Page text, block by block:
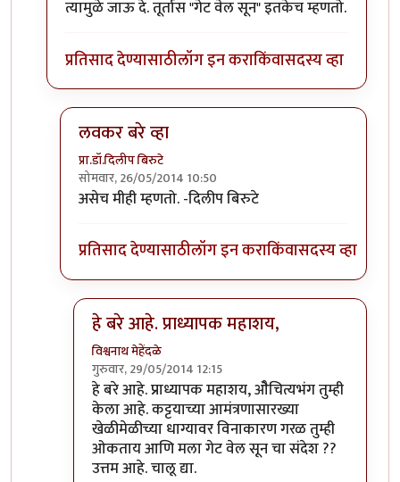
त्यामुळे जाऊ दे. तूर्तास "गेट वेल सून" इतकेच म्हणतो.
प्रतिसाद देण्यासाठीलॉग इन कराकिंवासदस्य व्हा
लवकर बरे व्हा
प्रा.डॉ.दिलीप बिरुटे
सोमवार, 26/05/2014 10:50
In reply toयावर एक खणखणित उत्तर दिले
असेच मीही म्हणतो. -दिलीप बिरुटे
प्रतिसाद देण्यासाठीलॉग इन कराकिंवासदस्य व्हा
हे बरे आहे. प्राध्यापक महाशय,
विश्वनाथ मेहेंदळे
गुरुवार, 29/05/2014 12:15
In reply toलवकर बरे व्हाbyप्रा.डॉ.दिलीप बिरुटे
हे बरे आहे. प्राध्यापक महाशय, ओैचित्यभंग तुम्ही
केला आहे. कट्टयाच्या आमंत्रणासारख्या
खेळीमेळीच्या धाग्यावर विनाकारण गरळ तुम्ही
ओकताय आणि मला गेट वेल सून चा संदेश ??
उत्तम आहे. चालू द्या.